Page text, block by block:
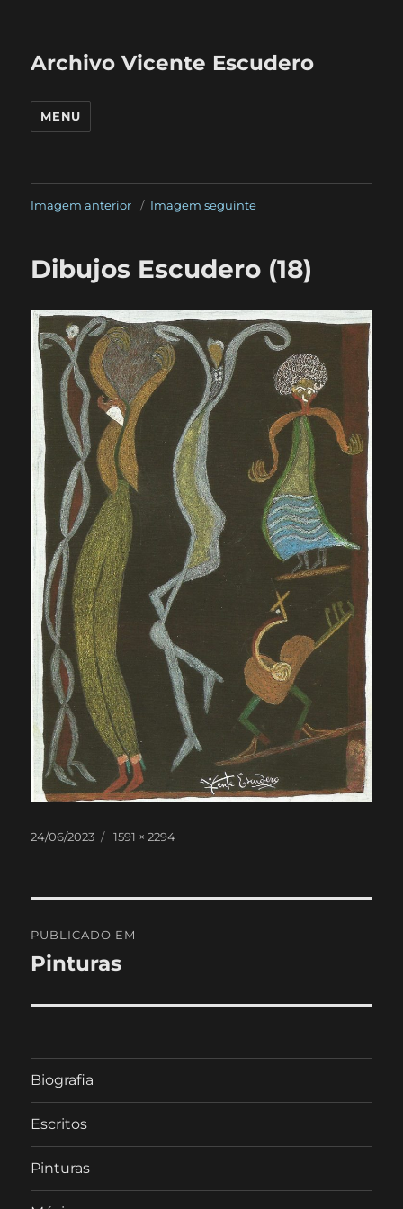
Archivo Vicente Escudero
MENU
Imagem anterior Imagem seguinte
Dibujos Escudero (18)
Publicado
24/06/2023
Tamanho
1591 × 2294
de
PUBLICADO EM
Pinturas
Biografia
Escritos
Pinturas